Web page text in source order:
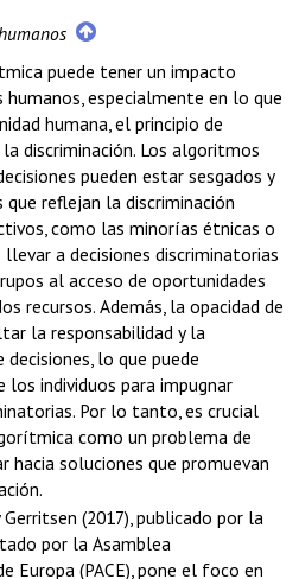
puede tener un impacto
especialmente en lo que
humana, el principio de
discriminación. Los algoritmos
pueden estar sesgados y
reflejan la discriminación
como las minorías étnicas o
a decisiones discriminatorias
al acceso de oportunidades
recursos. Además, la opacidad de
la responsabilidad y la
lo que puede
individuos para impugnar
Por lo tanto, es crucial
como un problema de
hacia soluciones que promuevan
(2017), publicado por la
por la Asamblea
Europa (PACE), pone el foco en